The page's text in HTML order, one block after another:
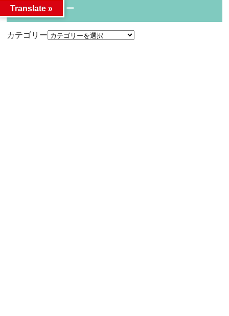
カテゴリー
カテゴリー
Translate »